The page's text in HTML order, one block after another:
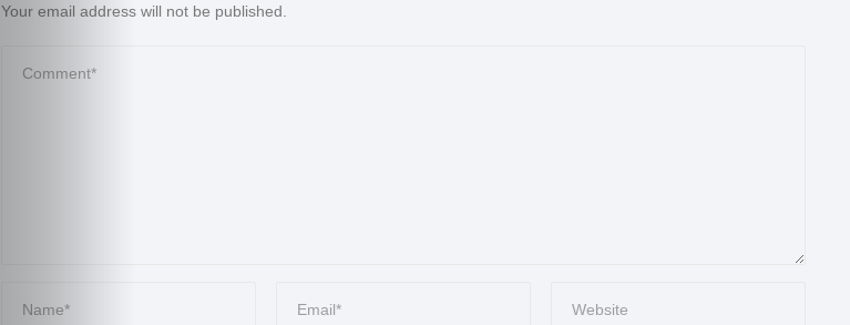
Your email address will not be published.